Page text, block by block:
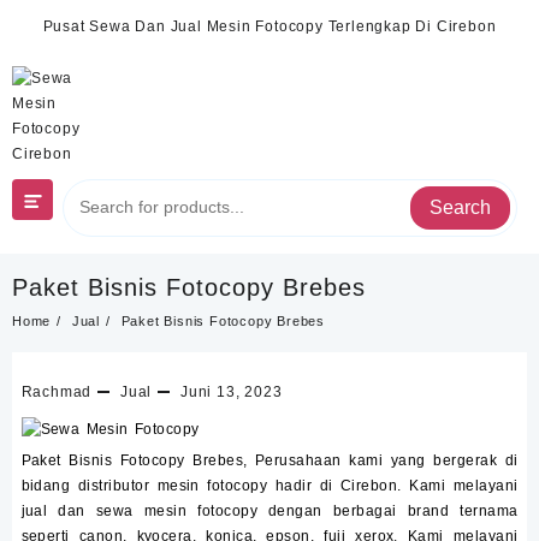
Pusat Sewa Dan Jual Mesin Fotocopy Terlengkap Di Cirebon
Search
Paket Bisnis Fotocopy Brebes
Home Jual Paket Bisnis Fotocopy Brebes
Rachmad Jual Juni 13, 2023
Paket Bisnis Fotocopy Brebes, Perusahaan kami yang bergerak di
bidang distributor mesin fotocopy hadir di Cirebon. Kami melayani
jual dan
sewa
mesin fotocopy dengan berbagai brand ternama
seperti canon, kyocera, konica, epson, fuji xerox. Kami melayani